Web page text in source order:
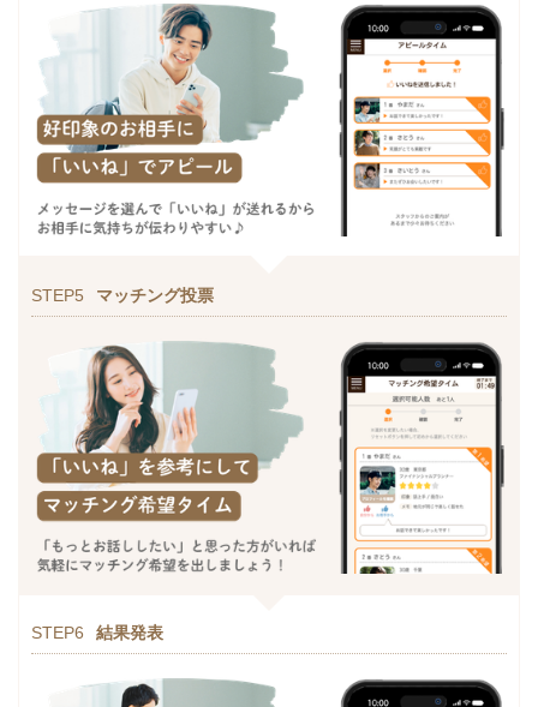
STEP5 マッチング投票
STEP6 結果発表